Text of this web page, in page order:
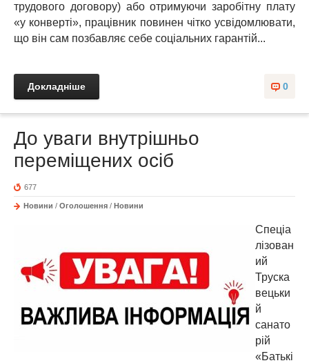
трудового договору) або отримуючи заробітну плату
«у конверті», працівник повинен чітко усвідомлювати,
що він сам позбавляє себе соціальних гарантій...
0
Докладніше
До уваги внутрішньо
переміщених осіб
677
Новини / Оголошення / Новини
Спеціа
лізован
ий
Труска
вецьки
й
санато
рій
«Батькі